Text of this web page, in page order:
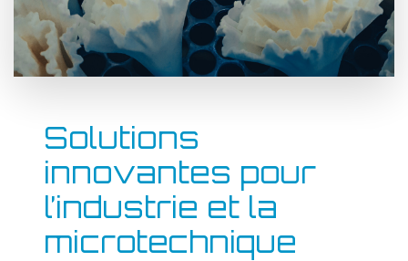
Solutions
innovantes pour
l’industrie et la
microtechnique